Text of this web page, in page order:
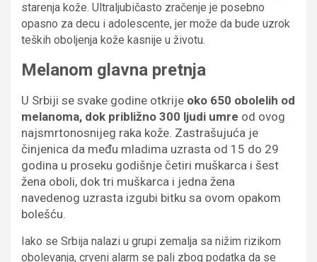
starenja kože. Ultraljubičasto zračenje je posebno
opasno za decu i adolescente, jer može da bude uzrok
teških oboljenja kože kasnije u životu.
Melanom glavna pretnja
U Srbiji se svake godine otkrije oko 650 obolelih od
melanoma, dok približno 300 ljudi umre od ovog
najsmrtonosnijeg raka kože. Zastrašujuća je
činjenica da među mladima uzrasta od 15 do 29
godina u proseku godišnje četiri muškarca i šest
žena oboli, dok tri muškarca i jedna žena
navedenog uzrasta izgubi bitku sa ovom opakom
bolešću.
Iako se Srbija nalazi u grupi zemalja sa nižim rizikom
obolevanja, crveni alarm se pali zbog podatka da se